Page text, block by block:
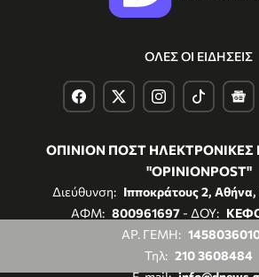
ΟΛΕΣ ΟΙ ΕΙΔΗΣΕΙΣ
ΟΠΙΝΙΟΝ ΠΟΣΤ ΗΛΕΚΤΡΟΝΙΚΕΣ
"OPINIONPOST"
Διεύθυνση: Ιπποκράτους 2,
ΑΦΜ: 800961697- ΔΟΥ:
ΑΡ. ΓΕΜΗ:
Τηλ: 210 3608484